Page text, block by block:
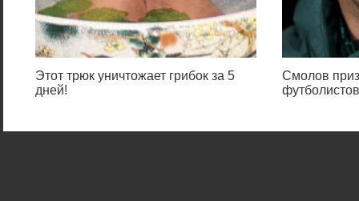
Этот трюк уничтожает грибок за 5
дней!
Смолов